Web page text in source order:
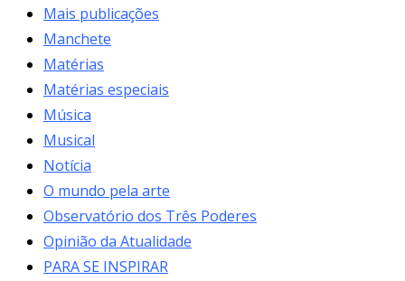
Mais publicações
Manchete
Matérias
Matérias especiais
Música
Musical
Notícia
O mundo pela arte
Observatório dos Três Poderes
Opinião da Atualidade
PARA SE INSPIRAR